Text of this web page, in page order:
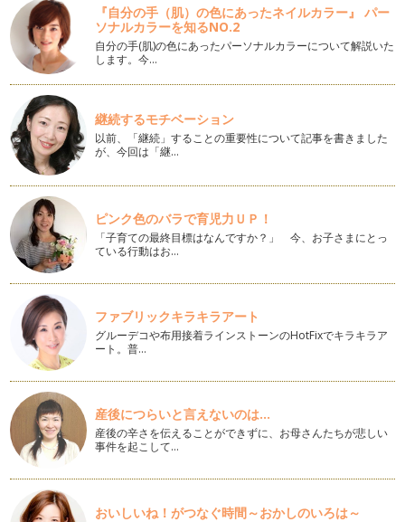
シナボンのシナモンロールが流行った…
卵なしでも美味しい！カリカリメロンパン
春が近づくとなんとなく食べたくなるパンがあります。それは
メロンパン。小さい時によく食べてい…
季節の変わり目に気を付けたいパン作りのポイント
そろそろ暖かい日も増えてきて、ニュースでも桜の開花時期の
話題を耳にするようになりました。暖…
パン作りに必要な強力粉の安全性を考える
パン作りをする上で必要な材料、小麦粉・塩・砂糖・パン酵
母・水分。これらは基本的にどんなパン…
卵アレルギーでも食べられる！プチシナモンロール
前回の記事で、卵アレルギーっ子の誕生日にシナモンロール
を！とお伝えしました。 卵ア…
卵アレルギーっ子の誕生日にシナモンロール
クリスマス、大みそか、お正月、と12月～1月はイベント続き
の冬。すっかりイベントムードも終…
卵なし！乳なし！朝ごはんにすぐできちゃうパンケーキ
朝ごはんの支度をしてたら、「あっ！パンがない！」というこ
とありますよね？ でもそういう日に…
手作り総菜パンでアレルギーっ子も食欲アップ！
スーパーやパン屋さんで売っているカレーパンやウインナーロ
ールなどの総菜パン。卵アレルギーや…
『自分の手（肌）の色にあったネイルカラー』 パー
ソナルカラーを知るNO.2
自分の手(肌)の色にあったパーソナルカラーについて解説いた
します。今…
継続するモチベーション
以前、「継続」することの重要性について記事を書きました
が、今回は「継…
ピンク色のバラで育児力ＵＰ！
「子育ての最終目標はなんですか？」 今、お子さまにとっ
ている行動はお…
ファブリックキラキラアート
グルーデコや布用接着ラインストーンのHotFixでキラキラア
ート。普…
産後につらいと言えないのは...
産後の辛さを伝えることができずに、お母さんたちが悲しい
事件を起こして…
おいしいね！がつなぐ時間～おかしのいろは～